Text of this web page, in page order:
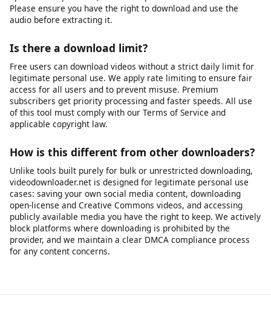
submitting it fresh. If problems persist, our platform may be
experiencing temporary issues, or the specific platform may
support.
Can I download audio only (MP3)?
Yes, you can extract the audio track from a video as an MP3
file. This is useful for saving audio from videos you have rights
to - such as your own recordings, publicly licensed lectures,
open-license podcasts, or content published for free use.
audio before extracting it.
Is there a download limit?
Free users can download videos without a strict daily limit for
legitimate personal use. We apply rate limiting to ensure fair
access for all users and to prevent misuse. Premium
subscribers get priority processing and faster speeds. All use
of this tool must comply with our Terms of Service and
applicable copyright law.